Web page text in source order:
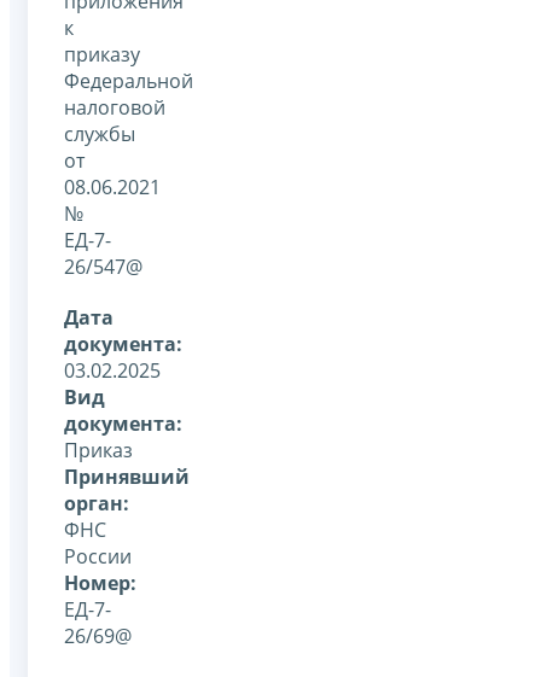
к
приказу
Федеральной
налоговой
службы
от
08.06.2021
№
ЕД-7-
26/547@
Дата
документа:
03.02.2025
Вид
документа:
Приказ
Принявший
орган:
ФНС
России
Номер:
ЕД-7-
26/69@